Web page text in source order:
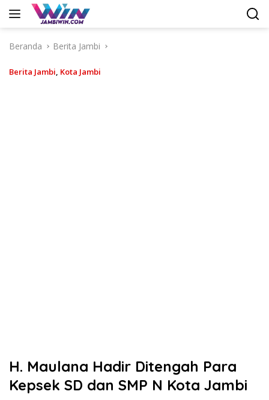
Langsung
Beranda
Berita Jambi
Berita Jambi, Kota Jambi
H. Maulana Hadir Ditengah Para
Kepsek SD dan SMP N Kota Jambi